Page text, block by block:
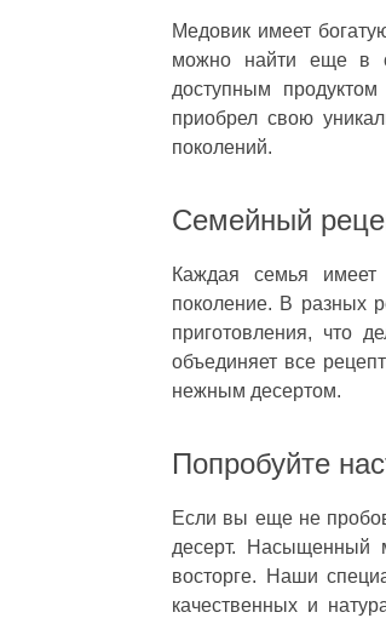
Медовик имеет
можно найти еще в
доступным
приобрел свою
поколений.
Семейный
Каждая семья
поколение. В разных
приготовления, что
объединяет все
нежным десертом.
Попробуйте
Если вы еще не
десерт. Насыщенный
восторге. Наши
качественных и